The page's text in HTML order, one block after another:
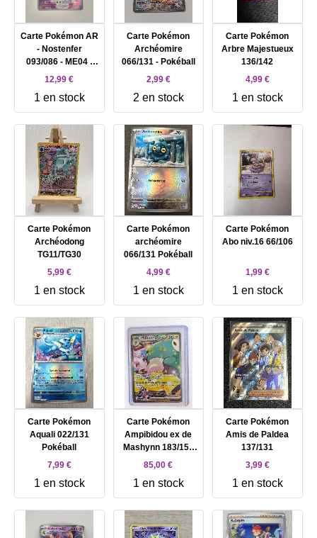
Carte Pokémon AR
- Nostenfer
093/086 - ME04 -
Chaos Ascendant
12,99 €
1 en stock
Carte Pokémon
Archéomire
066/131 - Pokéball
2,99 €
2 en stock
Carte Pokémon
Arbre Majestueux
136/142
4,99 €
1 en stock
Carte Pokémon
Archéodong
TG11/TG30
5,99 €
1 en stock
Carte Pokémon
archéomire
066/131 Pokéball
4,99 €
1 en stock
Carte Pokémon
Abo niv.16 66/106
1,99 €
1 en stock
Carte Pokémon
Aquali 022/131
Pokéball
7,99 €
1 en stock
Carte Pokémon
Ampibidou ex de
Mashynn 183/159
Français
85,00 €
1 en stock
Carte Pokémon
Amis de Paldea
137/131
3,99 €
1 en stock